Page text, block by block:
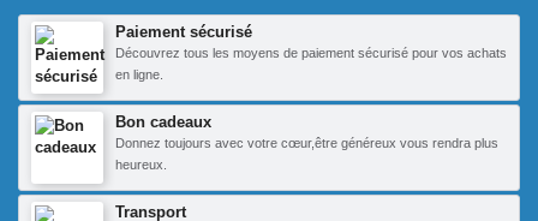
Paiement sécurisé
Découvrez tous les moyens de paiement sécurisé pour vos achats
en ligne.
Bon cadeaux
Donnez toujours avec votre cœur,être généreux vous rendra plus
heureux.
Transport